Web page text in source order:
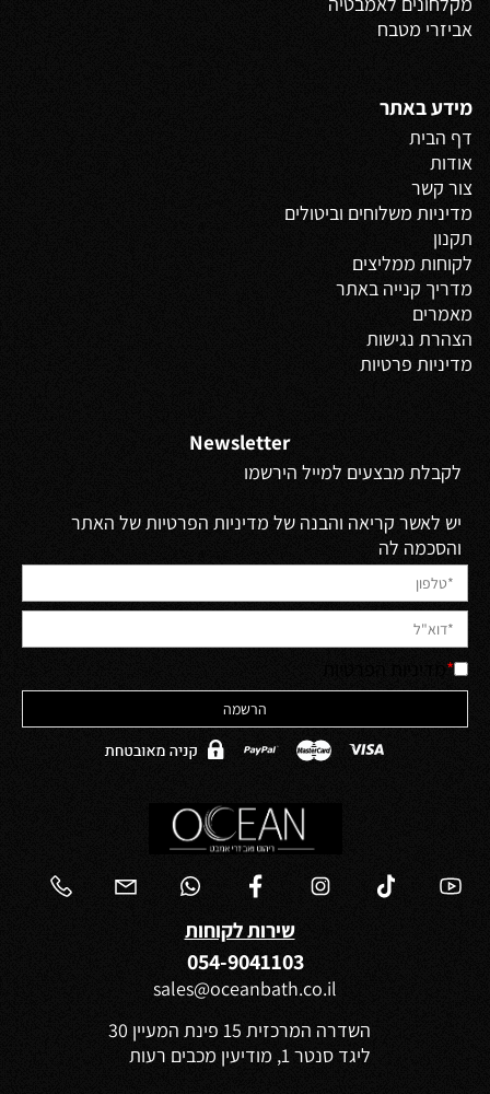
אביזרי מטבח
מידע באתר
דף הבית
אודות
צור קשר
מדיניות משלוחים וביטולים
תקנון
לקוחות ממליצים
מדריך קנייה באתר
מאמרים
הצהרת נגישות
מדיניות פרטיות
Newsletter
לקבלת מבצעים למייל הירשמו
יש לאשר קריאה והבנה של מדיניות הפרטיות של האתר
והסכמה לה
*
שירות לקוחות
054-9041103
sales@oceanbath.co.il
השדרה המרכזית 15 פינת המעיין 30
ליגד סנטר 1, מודיעין מכבים רעות